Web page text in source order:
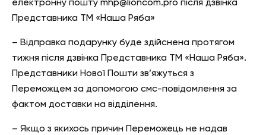
Представника ТМ «Наша Ряба»
– Відправка подарунку буде здійснена протягом
тижня після дзвінка Представника ТМ «Наша Ряба».
Представники Нової Пошти зв’яжуться з
Переможцем за допомогою смс-повідомлення за
фактом доставки на відділення.
– Якщо з якихось причин Переможець не надав